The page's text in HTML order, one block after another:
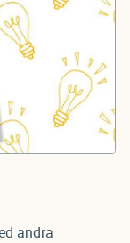
andra